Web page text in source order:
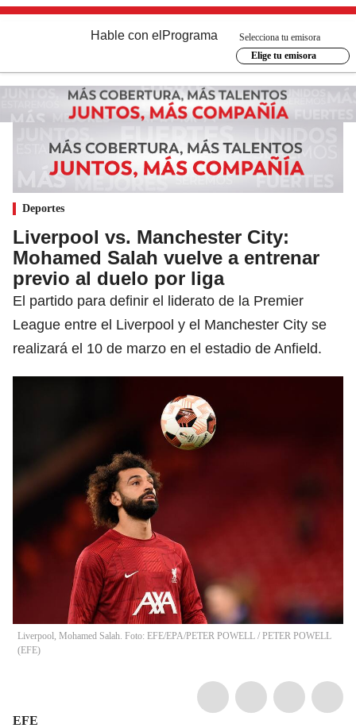
Hable con el Programa
Selecciona tu emisora
Elige tu emisora
Deportes
Liverpool vs. Manchester City:
Mohamed Salah vuelve a entrenar
previo al duelo por liga
El partido para definir el liderato de la Premier
League entre el Liverpool y el Manchester City se
realizará el 10 de marzo en el estadio de Anfield.
Liverpool, Mohamed Salah. Foto: EFE/EPA/PETER POWELL / PETER POWELL
(EFE)
EFE